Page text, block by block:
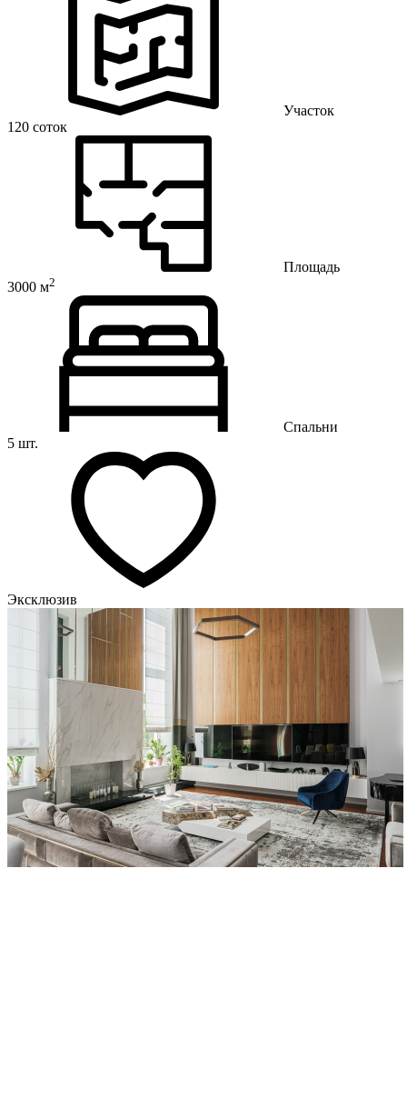
Участок
120 соток
Площадь
3000 м2
Спальни
5 шт.
Эксклюзив